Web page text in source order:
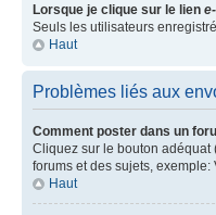
Lorsque je clique sur le lien
Seuls les utilisateurs
Haut
Problèmes liés aux
Comment poster dans un
Cliquez sur le bouton adéquat
forums et des sujets, exemple:
Haut